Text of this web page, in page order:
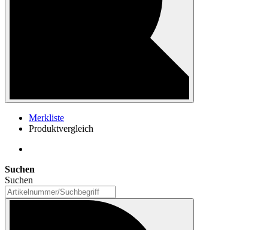
Merkliste
Produktvergleich
Suchen
Suchen